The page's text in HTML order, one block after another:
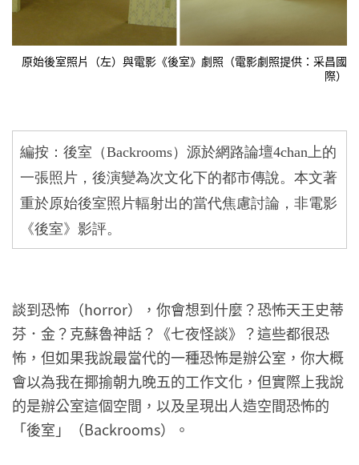
原始後室照片（左）與電影《後室》劇照（電影劇照提供：采昌國
際）
編按：後室（Backrooms）源於網路論壇4chan 上的
一張照片，後演變為次文化下的都市傳說。本文著
重於原始後室照片輻射出的當代焦慮討論，非電影
《後室》影評。
談到恐怖（horror），你會想到什麼？恐怖天王史蒂
芬．金？克蘇魯神話？《七夜怪談》？這些都很恐
怖，但如果我說最當代的一種恐怖是辦公室，你大概
會以為我在揶揄朝九晚五的工作文化，但實際上我說
的是辦公室這個空間，以及呈現出人造空間恐怖的
「後室」（Backrooms）。